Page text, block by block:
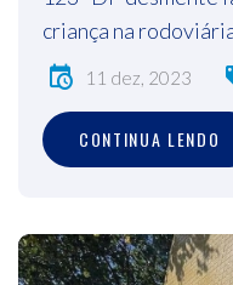
criança na
11 dez, 2023
CONTINUA LENDO